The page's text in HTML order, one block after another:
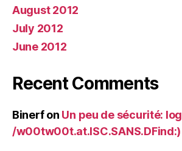
August 2012
July 2012
June 2012
Recent Comments
Binerfon Un peu de sécurité: log
/w00tw00t.at.ISC.SANS.DFind:)